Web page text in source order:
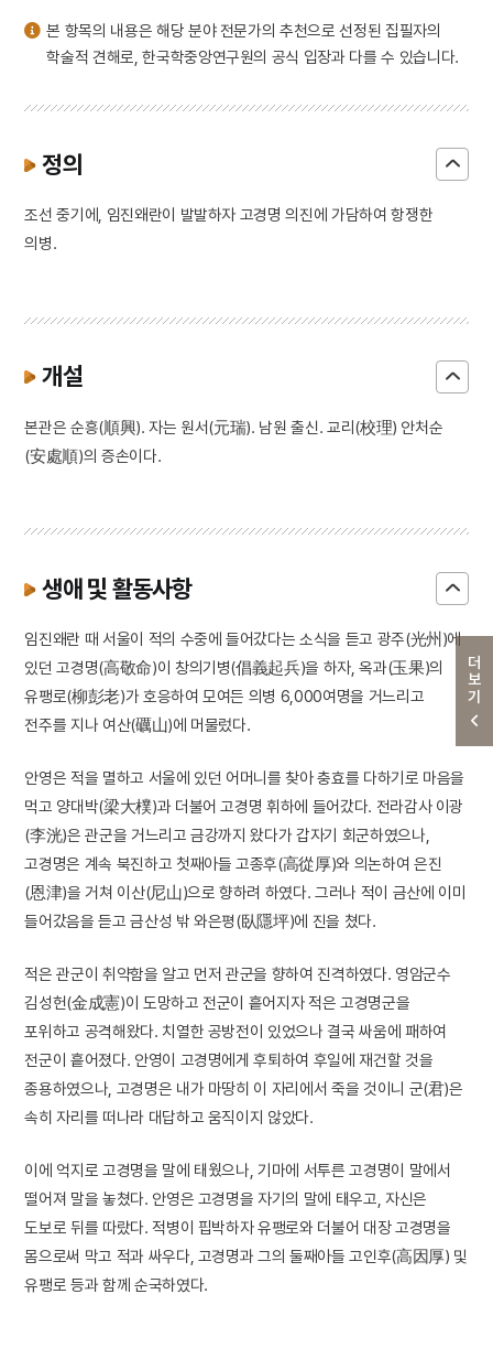
더보기
본 항목의 내용은 해당 분야 전문가의 추천으로 선정된 집필자의
학술적 견해로, 한국학중앙연구원의 공식 입장과 다를 수 있습니다.
정의
조선 중기에, 임진왜란이 발발하자 고경명 의진에 가담하여 항쟁한
의병.
개설
본관은 순흥(順興). 자는 원서(元瑞). 남원 출신. 교리(校理) 안처순
(安處順)의 증손이다.
생애 및 활동사항
임진왜란 때 서울이 적의 수중에 들어갔다는 소식을 듣고 광주(光州)에
있던 고경명(高敬命)이 창의기병(倡義起兵)을 하자, 옥과(玉果)의
유팽로(柳彭老)가 호응하여 모여든 의병 6,000여명을 거느리고
전주를 지나 여산(礪山)에 머물렀다.
안영은 적을 멸하고 서울에 있던 어머니를 찾아 충효를 다하기로 마음을
먹고 양대박(梁大樸)과 더불어 고경명 휘하에 들어갔다. 전라감사 이광
(李洸)은 관군을 거느리고 금강까지 왔다가 갑자기 회군하였으나,
고경명은 계속 북진하고 첫째아들 고종후(高從厚)와 의논하여 은진
(恩津)을 거쳐 이산(尼山)으로 향하려 하였다. 그러나 적이 금산에 이미
들어갔음을 듣고 금산성 밖 와은평(臥隱坪)에 진을 쳤다.
적은 관군이 취약함을 알고 먼저 관군을 향하여 진격하였다. 영암군수
김성헌(金成憲)이 도망하고 전군이 흩어지자 적은 고경명군을
포위하고 공격해왔다. 치열한 공방전이 있었으나 결국 싸움에 패하여
전군이 흩어졌다. 안영이 고경명에게 후퇴하여 후일에 재건할 것을
종용하였으나, 고경명은 내가 마땅히 이 자리에서 죽을 것이니 군(君)은
속히 자리를 떠나라 대답하고 움직이지 않았다.
이에 억지로 고경명을 말에 태웠으나, 기마에 서투른 고경명이 말에서
떨어져 말을 놓쳤다. 안영은 고경명을 자기의 말에 태우고, 자신은
도보로 뒤를 따랐다. 적병이 핍박하자 유팽로와 더불어 대장 고경명을
몸으로써 막고 적과 싸우다, 고경명과 그의 둘째아들 고인후(高因厚) 및
유팽로 등과 함께 순국하였다.